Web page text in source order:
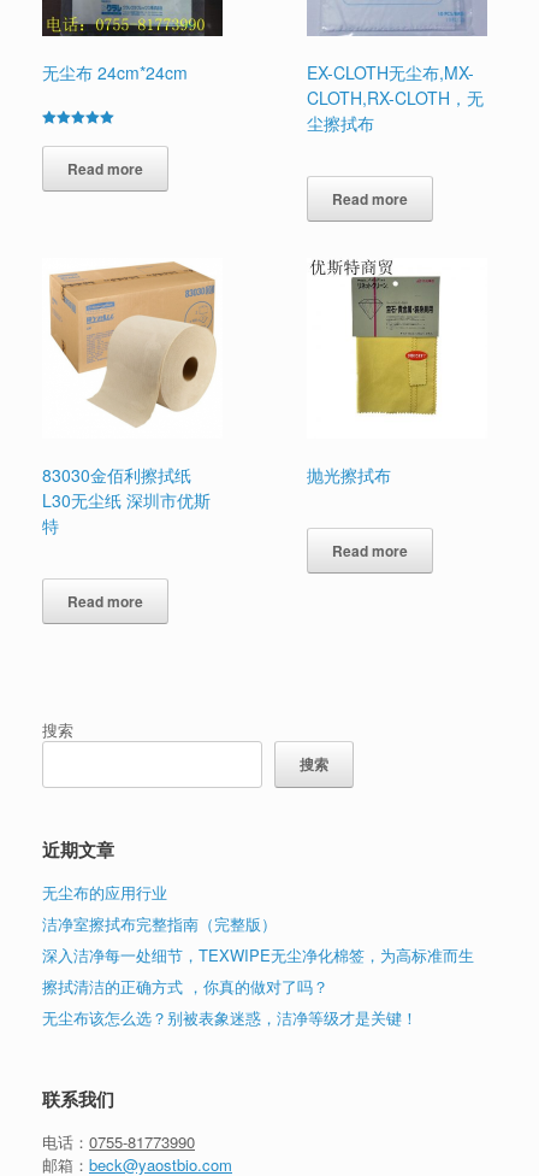
无尘布 24cm*24cm
5.00
out of 5Read more
EX-CLOTH无尘布,MX-
CLOTH,RX-CLOTH，无
尘擦拭布
Read more
83030金佰利擦拭纸
L30无尘纸 深圳市优斯
特
Read more
抛光擦拭布
Read more
搜索
搜索
近期文章
无尘布的应用行业
洁净室擦拭布完整指南（完整版）
深入洁净每一处细节，TEXWIPE无尘净化棉签，为高标准而生
擦拭清洁的正确方式 ，你真的做对了吗？
无尘布该怎么选？别被表象迷惑，洁净等级才是关键！
联系我们
电话： 0755-81773990
邮箱： beck@yaostbio.com